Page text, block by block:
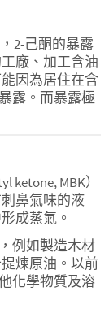
，2-己酮的暴露
廠、加工含油
因為居住在含
露。而暴露極
MBK）
鼻氣味的液
成蒸氣。
例如製造木材
煉原油。以前
化學物質及溶